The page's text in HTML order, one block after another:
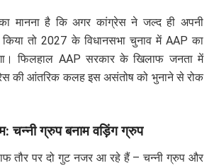
का मानना है कि अगर कांग्रेस ने जल्द ही अपनी
किया तो 2027 के विधानसभा चुनाव में AAP का
फिलहाल AAP सरकार के खिलाफ जनता में
की आंतरिक कलह इस असंतोष को भुनाने से रोक
चन्नी ग्रुप बनाम वड़िंग ग्रुप
तौर पर दो गुट नजर आ रहे हैं – चन्नी ग्रुप और